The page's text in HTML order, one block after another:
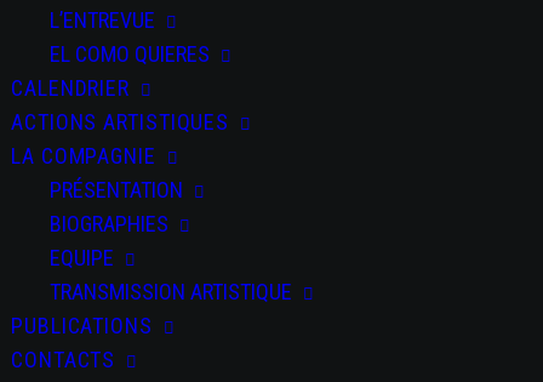
L’ENTREVUE
EL COMO QUIERES
CALENDRIER
ACTIONS ARTISTIQUES
LA COMPAGNIE
PRÉSENTATION
BIOGRAPHIES
EQUIPE
TRANSMISSION ARTISTIQUE
PUBLICATIONS
CONTACTS